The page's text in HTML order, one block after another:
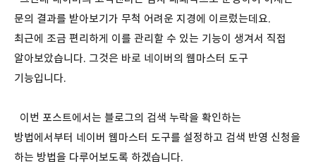
문의 결과를 받아보기가 무척 어려운 지경에 이르렀는데요.
최근에 조금 편리하게 이를 관리할 수 있는 기능이 생겨서 직접
알아보았습니다. 그것은 바로 네이버의 웹마스터 도구
기능입니다.
이번 포스트에서는 블로그의 검색 누락을 확인하는
방법에서부터 네이버 웹마스터 도구를 설정하고 검색 반영 신청을
하는 방법을 다루어보도록 하겠습니다.